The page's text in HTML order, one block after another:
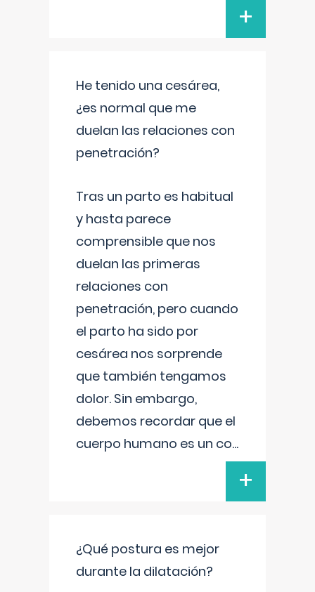
+
He tenido una cesárea,
¿es normal que me
duelan las relaciones con
penetración?
Tras un parto es habitual
y hasta parece
comprensible que nos
duelan las primeras
relaciones con
penetración, pero cuando
el parto ha sido por
cesárea nos sorprende
que también tengamos
dolor. Sin embargo,
debemos recordar que el
cuerpo humano es un co...
+
¿Qué postura es mejor
durante la dilatación?